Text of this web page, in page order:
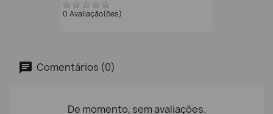
0 Avaliação(ões)
Comentários (0)
De momento, sem avaliações.